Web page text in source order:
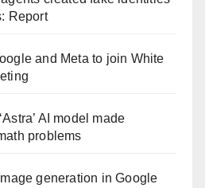
Report
and Meta to join White
AI model made
problems
generation in Google